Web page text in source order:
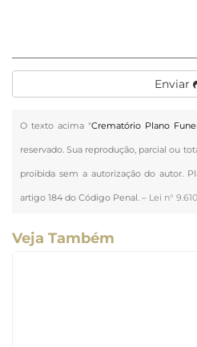
Enviar
O texto acima "Crematório Plano
reservado. Sua reprodução, parcial ou
proibida sem a autorização do autor.
artigo 184 do Código Penal. – Lei n°
Veja Também